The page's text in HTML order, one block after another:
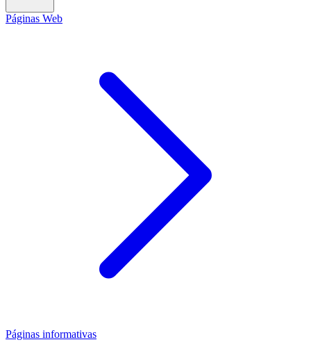
Páginas Web
Páginas informativas